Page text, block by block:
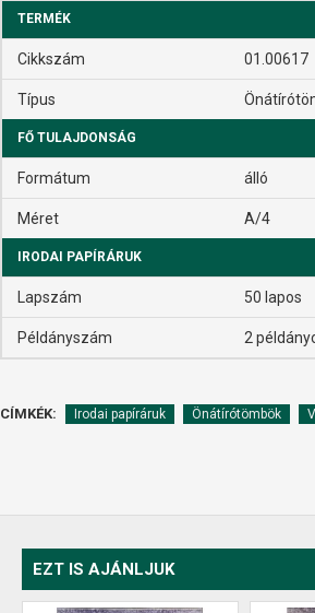
TERMÉK
Cikkszám 01.00617
Típus
FŐ TULAJDONSÁG
Formátum álló
Méret A/4
IRODAI PAPÍRÁRUK
Lapszám 50 lapos
Példányszám 2
CÍMKÉK: Irodai papíráruk Önátírótömbök
EZT IS AJÁNLJUK